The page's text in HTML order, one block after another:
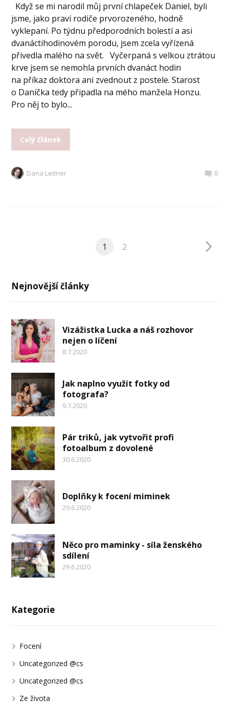
Když se mi narodil můj první chlapeček Daniel, byli
jsme, jako praví rodiče prvorozeného, hodně
vyklepaní. Po týdnu předporodních bolestí a asi
dvanáctihodinovém porodu, jsem zcela vyřízená
přivedla malého na svět. Vyčerpaná s velkou ztrátou
krve jsem se nemohla prvních dvanáct hodin
na příkaz doktora ani zvednout z postele. Starost
o Daníčka tedy připadla na mého manžela Honzu.
Pro něj to bylo...
Celý článek
Dana Leitner 0
1 2
Nejnovější články
Vizážistka Lucka a náš rozhovor
nejen o líčení
8.7.2020
Jak naplno využít fotky od
fotografa?
9.7.2020
Pár triků, jak vytvořit profi
fotoalbum z dovolené
30.6.2020
Doplňky k focení miminek
29.6.2020
Něco pro maminky - síla ženského
sdílení
29.6.2020
Kategorie
Focení
Uncategorized @cs
Uncategorized @cs
Ze života